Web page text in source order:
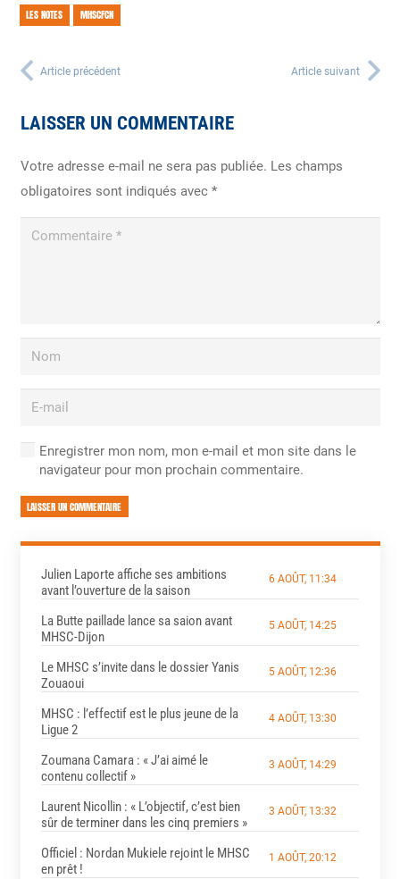
LES NOTES MHSCFCN
Article précédent Article suivant
LAISSER UN COMMENTAIRE
Votre adresse e-mail ne sera pas publiée. Les champs
obligatoires sont indiqués avec *
Enregistrer mon nom, mon e-mail et mon site dans le
navigateur pour mon prochain commentaire.
LAISSER UN COMMENTAIRE
Julien Laporte affiche ses ambitions
avant l’ouverture de la saison
6 AOÛT, 11:34
La Butte paillade lance sa saion avant
MHSC-Dijon
5 AOÛT, 14:25
Le MHSC s’invite dans le dossier Yanis
Zouaoui
5 AOÛT, 12:36
MHSC : l’effectif est le plus jeune de la
Ligue 2
4 AOÛT, 13:30
Zoumana Camara : « J’ai aimé le
contenu collectif »
3 AOÛT, 14:29
Laurent Nicollin : « L’objectif, c’est bien
sûr de terminer dans les cinq premiers »
3 AOÛT, 13:32
Officiel : Nordan Mukiele rejoint le MHSC
en prêt !
1 AOÛT, 20:12